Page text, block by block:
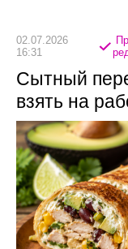
02.07.2026
16:31
Сытный
взять на